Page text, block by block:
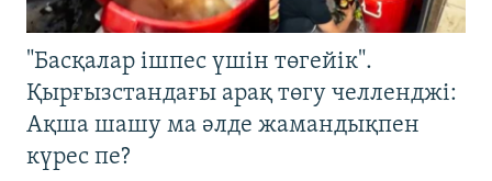
"Басқалар ішпес үшін төгейік".
Қырғызстандағы арақ төгу челленджі:
Ақша шашу ма әлде жамандықпен
күрес пе?